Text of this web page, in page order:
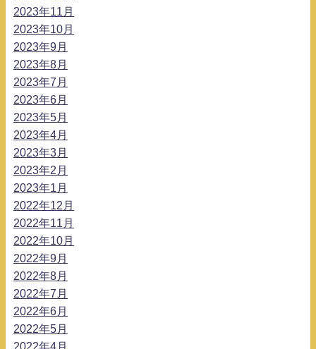
2023年11月
2023年10月
2023年9月
2023年8月
2023年7月
2023年6月
2023年5月
2023年4月
2023年3月
2023年2月
2023年1月
2022年12月
2022年11月
2022年10月
2022年9月
2022年8月
2022年7月
2022年6月
2022年5月
2022年4月